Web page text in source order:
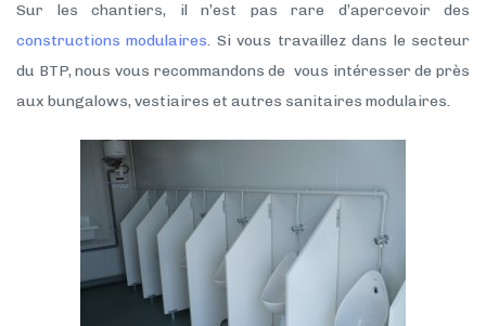
Sur les chantiers, il n’est pas rare d’apercevoir des
constructions modulaires. Si vous travaillez dans le secteur
du BTP, nous vous recommandons de vous intéresser de près
aux bungalows, vestiaires et autres sanitaires modulaires.